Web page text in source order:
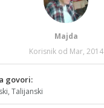
Majda
Korisnik od Mar, 2014
govori:
Talijanski